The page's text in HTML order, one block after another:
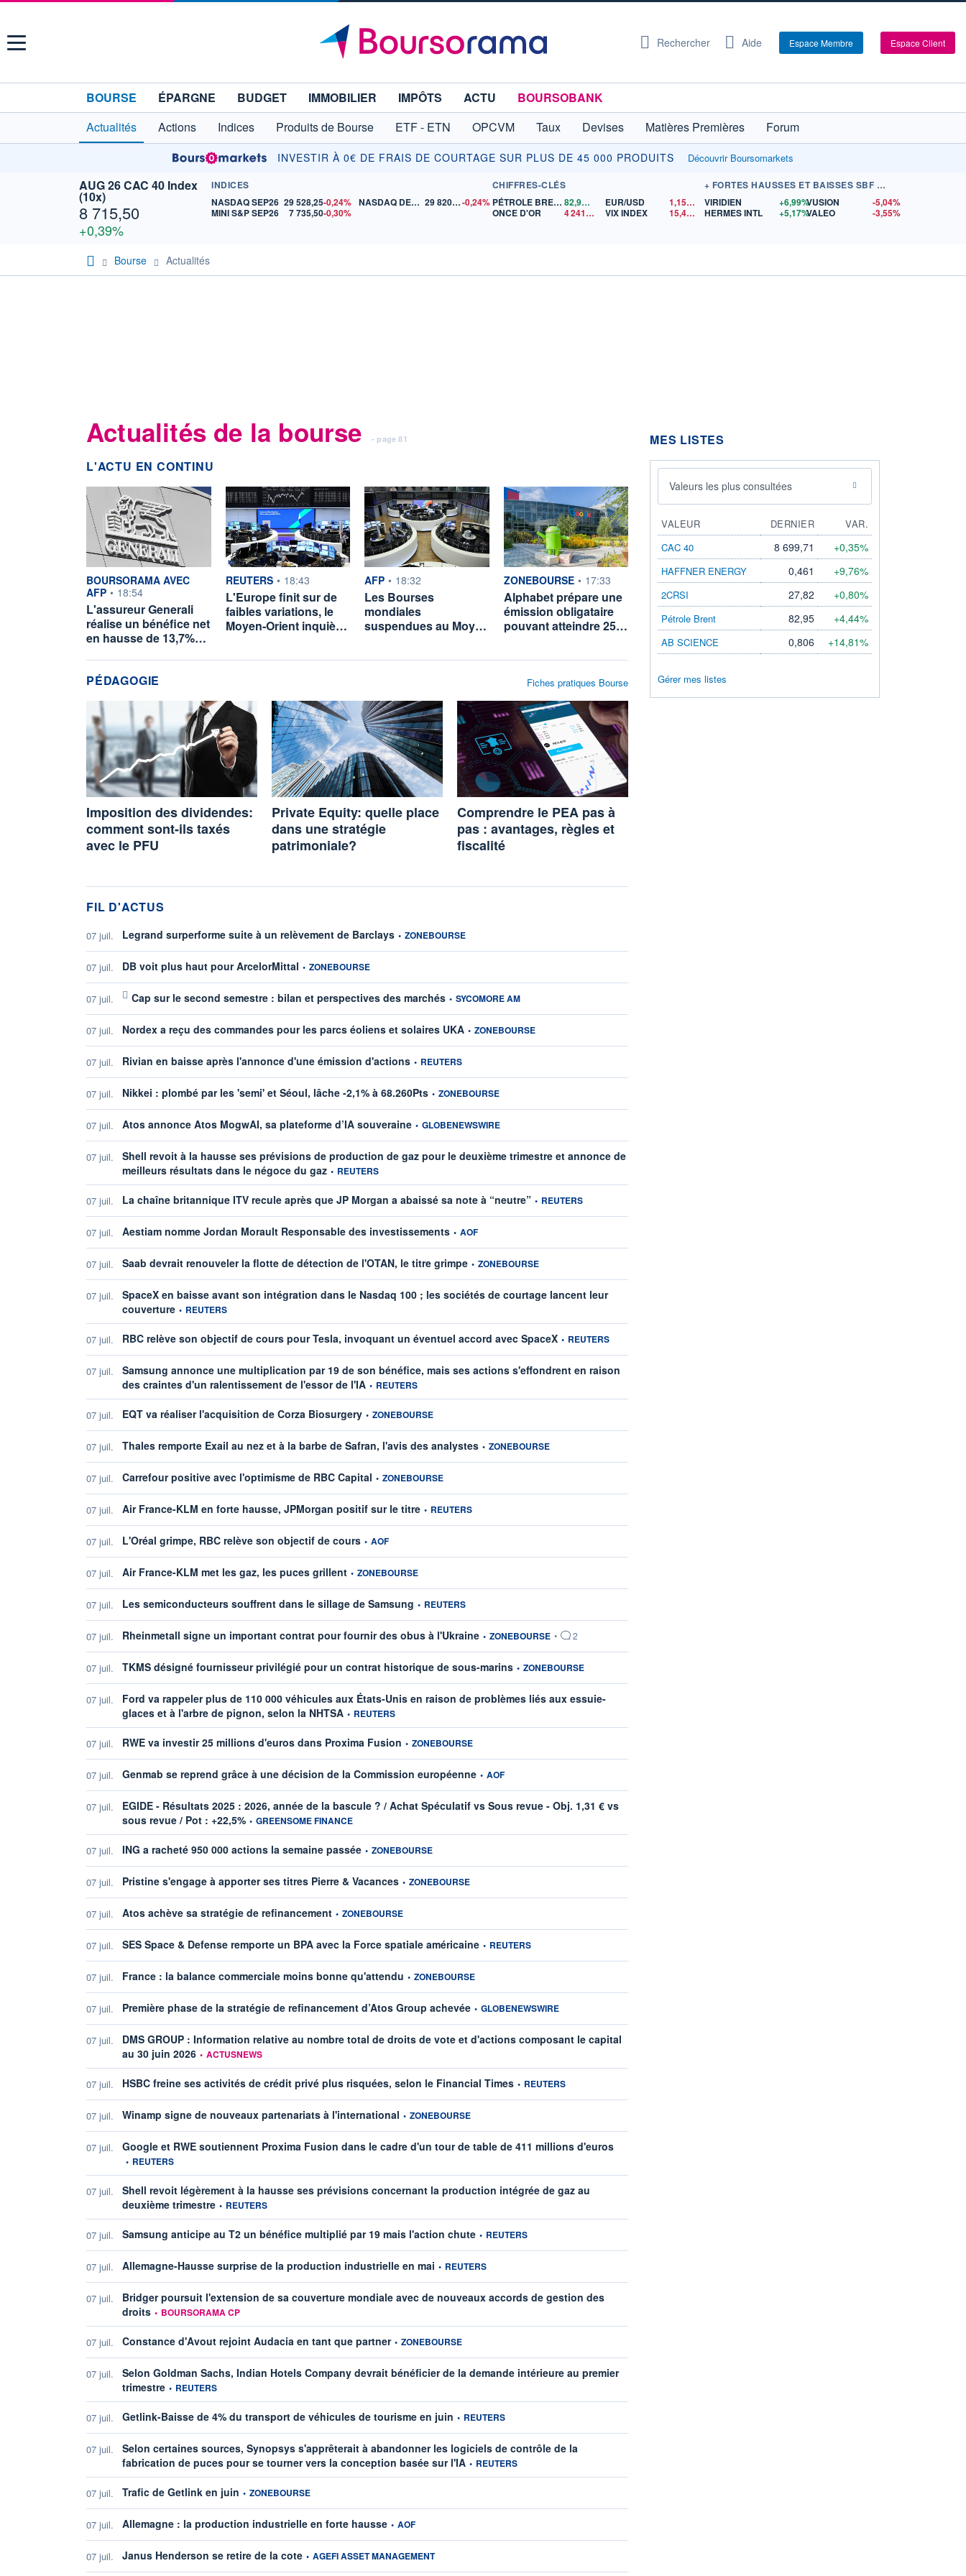
Menu Rechercher Aide Espace Membre Espace Client
BOURSE ÉPARGNE BUDGET IMMOBILIER IMPÔTS ACTU
BOURSOBANK
Actualités
Actions Indices Produits de Bourse ETF - ETN OPCVM Taux Devises Matières Premières Forum
INVESTIR À 0€ DE FRAIS DE COURTAGE SUR PLUS DE 45 000 PRODUITS INVESTIR À 0€ DE FRAIS DE COURTAGE SUR PLUS
Découvrir Boursomarkets
AUG 26 CAC 40 Index
(10x)
8 715,50
+0,39%
INDICES
NASDAQ SEP26 29 528,25-0,24%
MINI S&P SEP26
7 735,50-0,30%
NASDAQ DEC26 29 820,00-0,24%
CHIFFRES-CLÉS
PÉTROLE BRENT
82,95$US
ONCE D'OR
4 241,32 $US
EUR/USD 1,1522
$US
VIX INDEX
15,43$US
+ FORTES HAUSSES ET BAISSES SBF 120
VIRIDIEN
+6,99%
HERMES INTL
+5,17%
VUSION
-5,04%
VALEO
-3,55%
Bourse Actualités
Actualités de la bourse - page 81
L'ACTU EN CONTINU
information fournie par
BOURSORAMA AVEC
AFP • 18:54
L'assureur Generali
réalise un bénéfice net
en hausse de 13,7%…
information fournie par
REUTERS • 18:43
L'Europe finit sur de
faibles variations, le
Moyen-Orient inquiè…
information fournie par
AFP • 18:32
Les Bourses
mondiales
suspendues au Moy…
information fournie par
ZONEBOURSE • 17:33
Alphabet prépare une
émission obligataire
pouvant atteindre 25…
PÉDAGOGIE
Imposition des dividendes:
comment sont-ils taxés
avec le PFU
Private Equity: quelle place
dans une stratégie
patrimoniale?
Comprendre le PEA pas à
pas : avantages, règles et
fiscalité
Fiches pratiques Bourse
FIL D'ACTUS
07 juil. Legrand surperforme suite à un relèvement de Barclays information fournie par
• ZONEBOURSE
07 juil. DB voit plus haut pour ArcelorMittal information fournie par
• ZONEBOURSE
07 juil. Cap sur le second semestre : bilan et perspectives des marchés information fournie par
• SYCOMORE AM
07 juil. Nordex a reçu des commandes pour les parcs éoliens et solaires UKA information fournie par
• ZONEBOURSE
07 juil. Rivian en baisse après l'annonce d'une émission d'actions information fournie par
• REUTERS
07 juil. Nikkei : plombé par les 'semi' et Séoul, lâche -2,1% à 68.260Pts information fournie par
• ZONEBOURSE
07 juil. Atos annonce Atos MogwAI, sa plateforme d’IA souveraine information fournie par
• GLOBENEWSWIRE
07 juil.
Shell revoit à la hausse ses prévisions de production de gaz pour le deuxième trimestre et annonce de
meilleurs résultats dans le négoce du gazinformation fournie par
• REUTERS
07 juil. La chaîne britannique ITV recule après que JP Morgan a abaissé sa note à “neutre”information fournie par
• REUTERS
07 juil. Aestiam nomme Jordan Morault Responsable des investissements information fournie par
• AOF
07 juil. Saab devrait renouveler la flotte de détection de l'OTAN, le titre grimpe information fournie par
• ZONEBOURSE
07 juil.
SpaceX en baisse avant son intégration dans le Nasdaq 100 ; les sociétés de courtage lancent leur
couverture information fournie par
• REUTERS
07 juil. RBC relève son objectif de cours pour Tesla, invoquant un éventuel accord avec SpaceXinformation fournie par
• REUTERS
07 juil.
Samsung annonce une multiplication par 19 de son bénéfice, mais ses actions s'effondrent en raison
des craintes d'un ralentissement de l'essor de l'IA information fournie par
• REUTERS
07 juil. EQT va réaliser l'acquisition de Corza Biosurgeryinformation fournie par
• ZONEBOURSE
07 juil. Thales remporte Exail au nez et à la barbe de Safran, l'avis des analystes information fournie par
• ZONEBOURSE
07 juil. Carrefour positive avec l'optimisme de RBC Capital information fournie par
• ZONEBOURSE
07 juil. Air France-KLM en forte hausse, JPMorgan positif sur le titre information fournie par
• REUTERS
07 juil. L'Oréal grimpe, RBC relève son objectif de cours information fournie par
• AOF
07 juil. Air France-KLM met les gaz, les puces grillentinformation fournie par
• ZONEBOURSE
07 juil. Les semiconducteurs souffrent dans le sillage de Samsung information fournie par
• REUTERS
07 juil. Rheinmetall signe un important contrat pour fournir des obus à l'Ukraine information fournie par
• ZONEBOURSE • 2
07 juil. TKMS désigné fournisseur privilégié pour un contrat historique de sous-marins information fournie par
• ZONEBOURSE
07 juil.
Ford va rappeler plus de 110 000 véhicules aux États-Unis en raison de problèmes liés aux essuie-
glaces et à l'arbre de pignon, selon la NHTSA information fournie par
• REUTERS
07 juil. RWE va investir 25 millions d'euros dans Proxima Fusion information fournie par
• ZONEBOURSE
07 juil. Genmab se reprend grâce à une décision de la Commission européenne information fournie par
• AOF
07 juil.
EGIDE - Résultats 2025 : 2026, année de la bascule ? / Achat Spéculatif vs Sous revue - Obj. 1,31 € vs
sous revue / Pot : +22,5% information fournie par
• GREENSOME FINANCE
07 juil. ING a racheté 950 000 actions la semaine passée information fournie par
• ZONEBOURSE
07 juil. Pristine s'engage à apporter ses titres Pierre & Vacances information fournie par
• ZONEBOURSE
07 juil. Atos achève sa stratégie de refinancementinformation fournie par
• ZONEBOURSE
07 juil. SES Space & Defense remporte un BPA avec la Force spatiale américaine information fournie par
• REUTERS
07 juil. France : la balance commerciale moins bonne qu'attendu information fournie par
• ZONEBOURSE
07 juil. Première phase de la stratégie de refinancement d’Atos Group achevée information fournie par
• GLOBENEWSWIRE
07 juil.
DMS GROUP : Information relative au nombre total de droits de vote et d'actions composant le capital
au 30 juin 2026 information fournie par
• ACTUSNEWS
07 juil. HSBC freine ses activités de crédit privé plus risquées, selon le Financial Times information fournie par
• REUTERS
07 juil. Winamp signe de nouveaux partenariats à l'international information fournie par
• ZONEBOURSE
07 juil. Google et RWE soutiennent Proxima Fusion dans le cadre d'un tour de table de 411 millions d'euros
• REUTERS
07 juil.
Shell revoit légèrement à la hausse ses prévisions concernant la production intégrée de gaz au
deuxième trimestre information fournie par
• REUTERS
07 juil. Samsung anticipe au T2 un bénéfice multiplié par 19 mais l'action chute information fournie par
• REUTERS
07 juil. Allemagne-Hausse surprise de la production industrielle en mai information fournie par
• REUTERS
07 juil.
Bridger poursuit l'extension de sa couverture mondiale avec de nouveaux accords de gestion des
droits information fournie par
• BOURSORAMA CP
07 juil. Constance d'Avout rejoint Audacia en tant que partnerinformation fournie par
• ZONEBOURSE
07 juil.
Selon Goldman Sachs, Indian Hotels Company devrait bénéficier de la demande intérieure au premier
trimestre information fournie par
• REUTERS
07 juil. Getlink-Baisse de 4% du transport de véhicules de tourisme en juin information fournie par
• REUTERS
07 juil.
Selon certaines sources, Synopsys s'apprêterait à abandonner les logiciels de contrôle de la
fabrication de puces pour se tourner vers la conception basée sur l'IA information fournie par
• REUTERS
07 juil. Trafic de Getlink en juin information fournie par
• ZONEBOURSE
07 juil. Allemagne : la production industrielle en forte hausse information fournie par
• AOF
07 juil. Janus Henderson se retire de la cote information fournie par
• AGEFI ASSET MANAGEMENT
MES LISTES
Valeurs les plus consultées
VALEUR DERNIER
VAR.
CAC 40
8 699,71 +0,35%
HAFFNER ENERGY 0,461 +9,76%
2CRSI 27,82 +0,80%
Pétrole Brent 82,95 +4,44%
AB SCIENCE 0,806 +14,81%
Gérer mes listes